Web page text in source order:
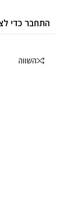
התחבר כדי
השווה